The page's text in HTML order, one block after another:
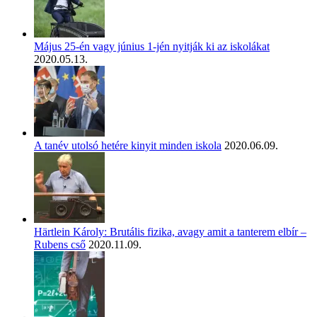
Május 25-én vagy június 1-jén nyitják ki az iskolákat
2020.05.13.
A tanév utolsó hetére kinyit minden iskola 2020.06.09.
Härtlein Károly: Brutális fizika, avagy amit a tanterem elbír –
Rubens cső 2020.11.09.